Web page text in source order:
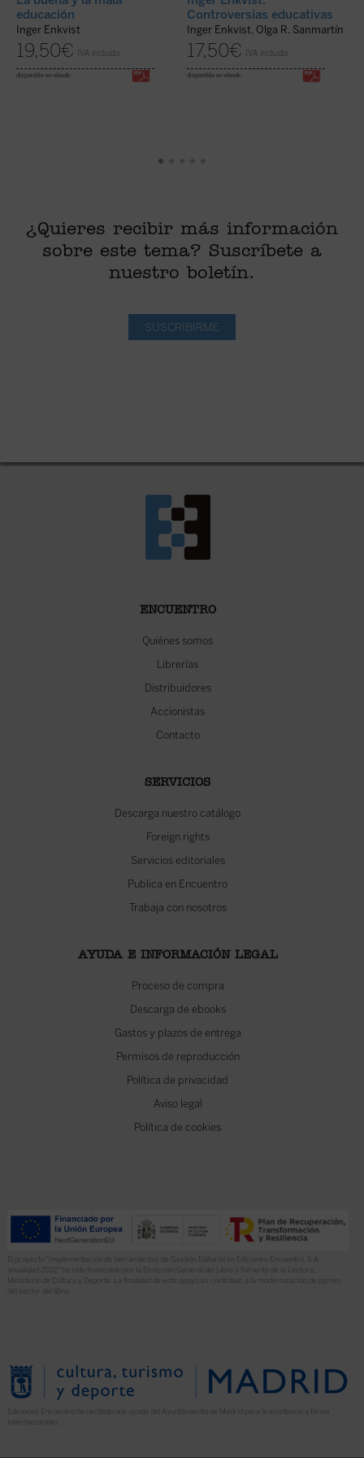
educación
Inger Enkvist
19,50€ IVA incluido
disponible en ebook:
Controversias educativas
Inger Enkvist, Olga R. Sanmartín
17,50€ IVA incluido
disponible en ebook:
¿Quieres recibir más información
sobre este tema? Suscríbete a
nuestro boletín.
SUSCRIBIRME
ENCUENTRO
Quiénes somos
Librerías
Distribuidores
Accionistas
Contacto
SERVICIOS
Descarga nuestro catálogo
Foreign rights
Servicios editoriales
Publica en Encuentro
Trabaja con nosotros
AYUDA E INFORMACIÓN LEGAL
Proceso de compra
Descarga de ebooks
Gastos y plazos de entrega
Permisos de reproducción
Política de privacidad
Aviso legal
Política de cookies
El proyecto “Implementación de herramientas de Gestión Editorial en Ediciones Encuentro, S.A.
anualidad 2022” ha sido financiado por la Dirección General del Libro y Fomento de la Lectura,
Ministerio de Cultura y Deporte. La finalidad de este apoyo es contribuir a la modernización de pymes
del sector del libro.
Ediciones Encuentro ha recibido una ayuda del Ayuntamiento de Madrid para la asistencia a ferias